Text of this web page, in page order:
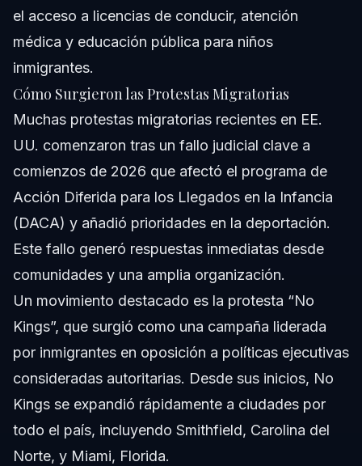
el acceso a licencias de conducir, atención
médica y educación pública para niños
inmigrantes.
Cómo Surgieron las Protestas Migratorias
Muchas protestas migratorias recientes en EE.
UU. comenzaron tras un fallo judicial clave a
comienzos de 2026 que afectó el programa de
Acción Diferida para los Llegados en la Infancia
(DACA) y añadió prioridades en la deportación.
Este fallo generó respuestas inmediatas desde
comunidades y una amplia organización.
Un movimiento destacado es la protesta “No
Kings”, que surgió como una campaña liderada
por inmigrantes en oposición a políticas ejecutivas
consideradas autoritarias. Desde sus inicios, No
Kings se expandió rápidamente a ciudades por
todo el país, incluyendo Smithfield, Carolina del
Norte, y Miami, Florida.